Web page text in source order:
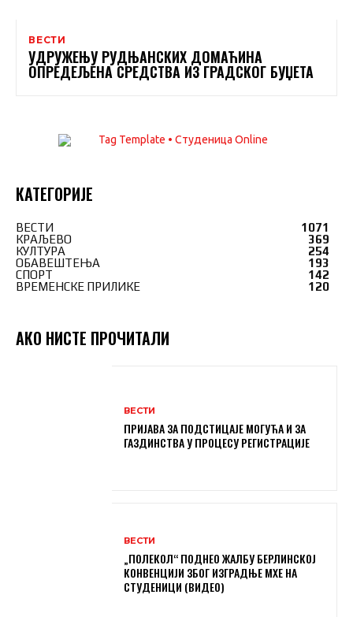
ВЕСТИ
УДРУЖЕЊУ РУДЊАНСКИХ ДОМАЋИНА
ОПРЕДЕЉЕНА СРЕДСТВА ИЗ ГРАДСКОГ БУЏЕТА
КАТЕГОРИЈЕ
ВЕСТИ
1071
КРАЉЕВО
369
КУЛТУРА
254
ОБАВЕШТЕЊА
193
СПОРТ
142
ВРЕМЕНСКЕ ПРИЛИКЕ
120
АКО НИСТЕ ПРОЧИТАЛИ
ВЕСТИ
ПРИЈАВА ЗА ПОДСТИЦАЈЕ МОГУЋА И ЗА
ГАЗДИНСТВА У ПРОЦЕСУ РЕГИСТРАЦИЈЕ
ВЕСТИ
„ПОЛЕКОЛ“ ПОДНЕО ЖАЛБУ БЕРЛИНСКОЈ
КОНВЕНЦИЈИ ЗБОГ ИЗГРАДЊЕ МХЕ НА
СТУДЕНИЦИ (ВИДЕО)